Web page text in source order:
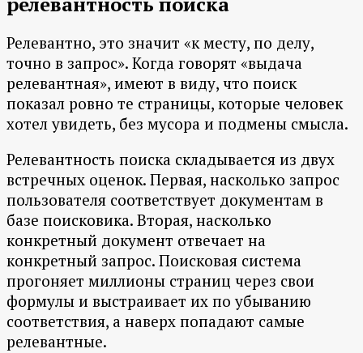
Релевантно, это значит «к месту, по делу,
точно в запрос». Когда говорят «выдача
релевантная», имеют в виду, что поиск
показал ровно те страницы, которые человек
хотел увидеть, без мусора и подмены смысла.
Релевантность поиска складывается из двух
встречных оценок. Первая, насколько запрос
пользователя соответствует документам в
базе поисковика. Вторая, насколько
конкретный документ отвечает на
конкретный запрос. Поисковая система
прогоняет миллионы страниц через свои
формулы и выстраивает их по убыванию
соответствия, а наверх попадают самые
релевантные.